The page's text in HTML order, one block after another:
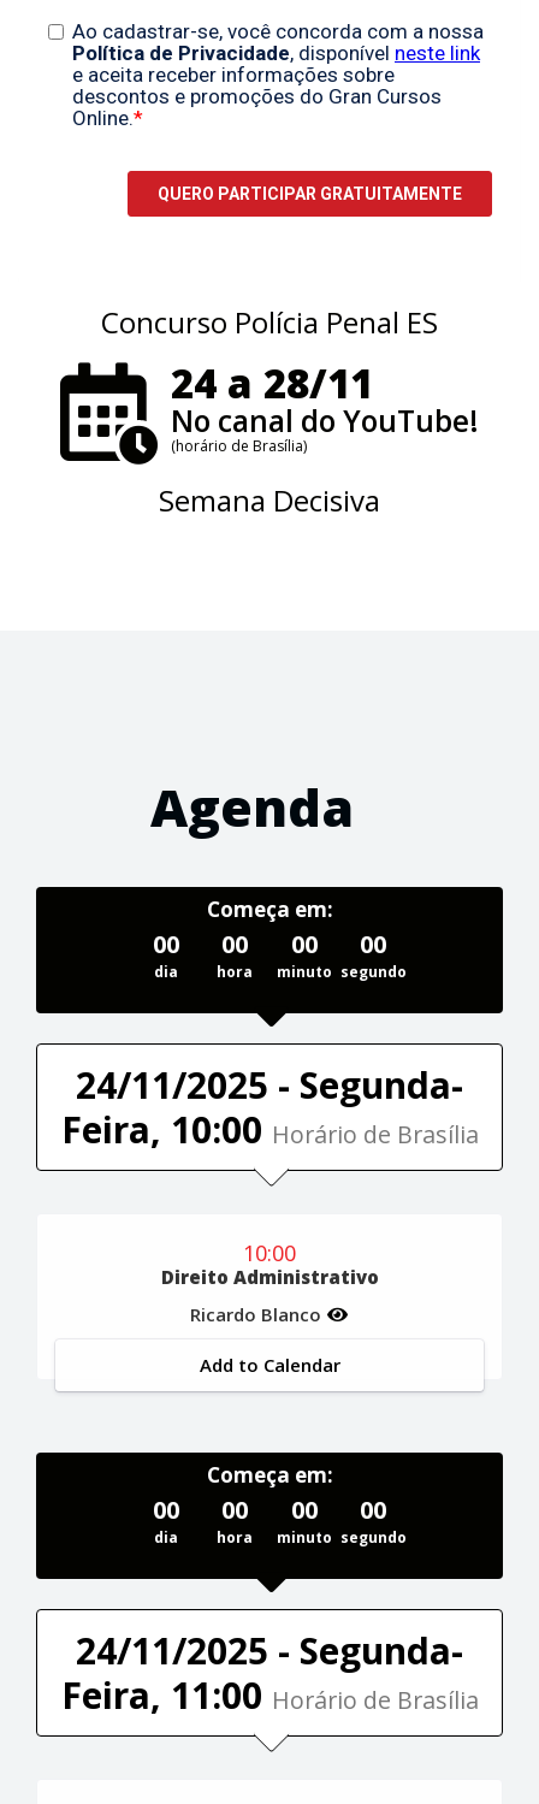
Concurso Polícia Penal ES
24 a 28/11
No canal do YouTube!
(horário de Brasília)
Semana Decisiva
Agenda
Começa em:
00
dia
00
hora
00
minuto
00
segundo
24/11/2025 - Segunda-
Feira, 10:00 Horário de Brasília
10:00
Direito Administrativo
Ricardo Blanco
Add to Calendar
Começa em:
00
dia
00
hora
00
minuto
00
segundo
24/11/2025 - Segunda-
Feira, 11:00 Horário de Brasília